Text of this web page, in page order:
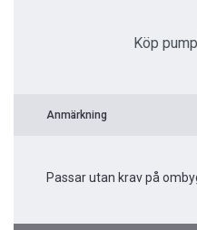
Köp pump
Anmärkning
Passar utan krav på